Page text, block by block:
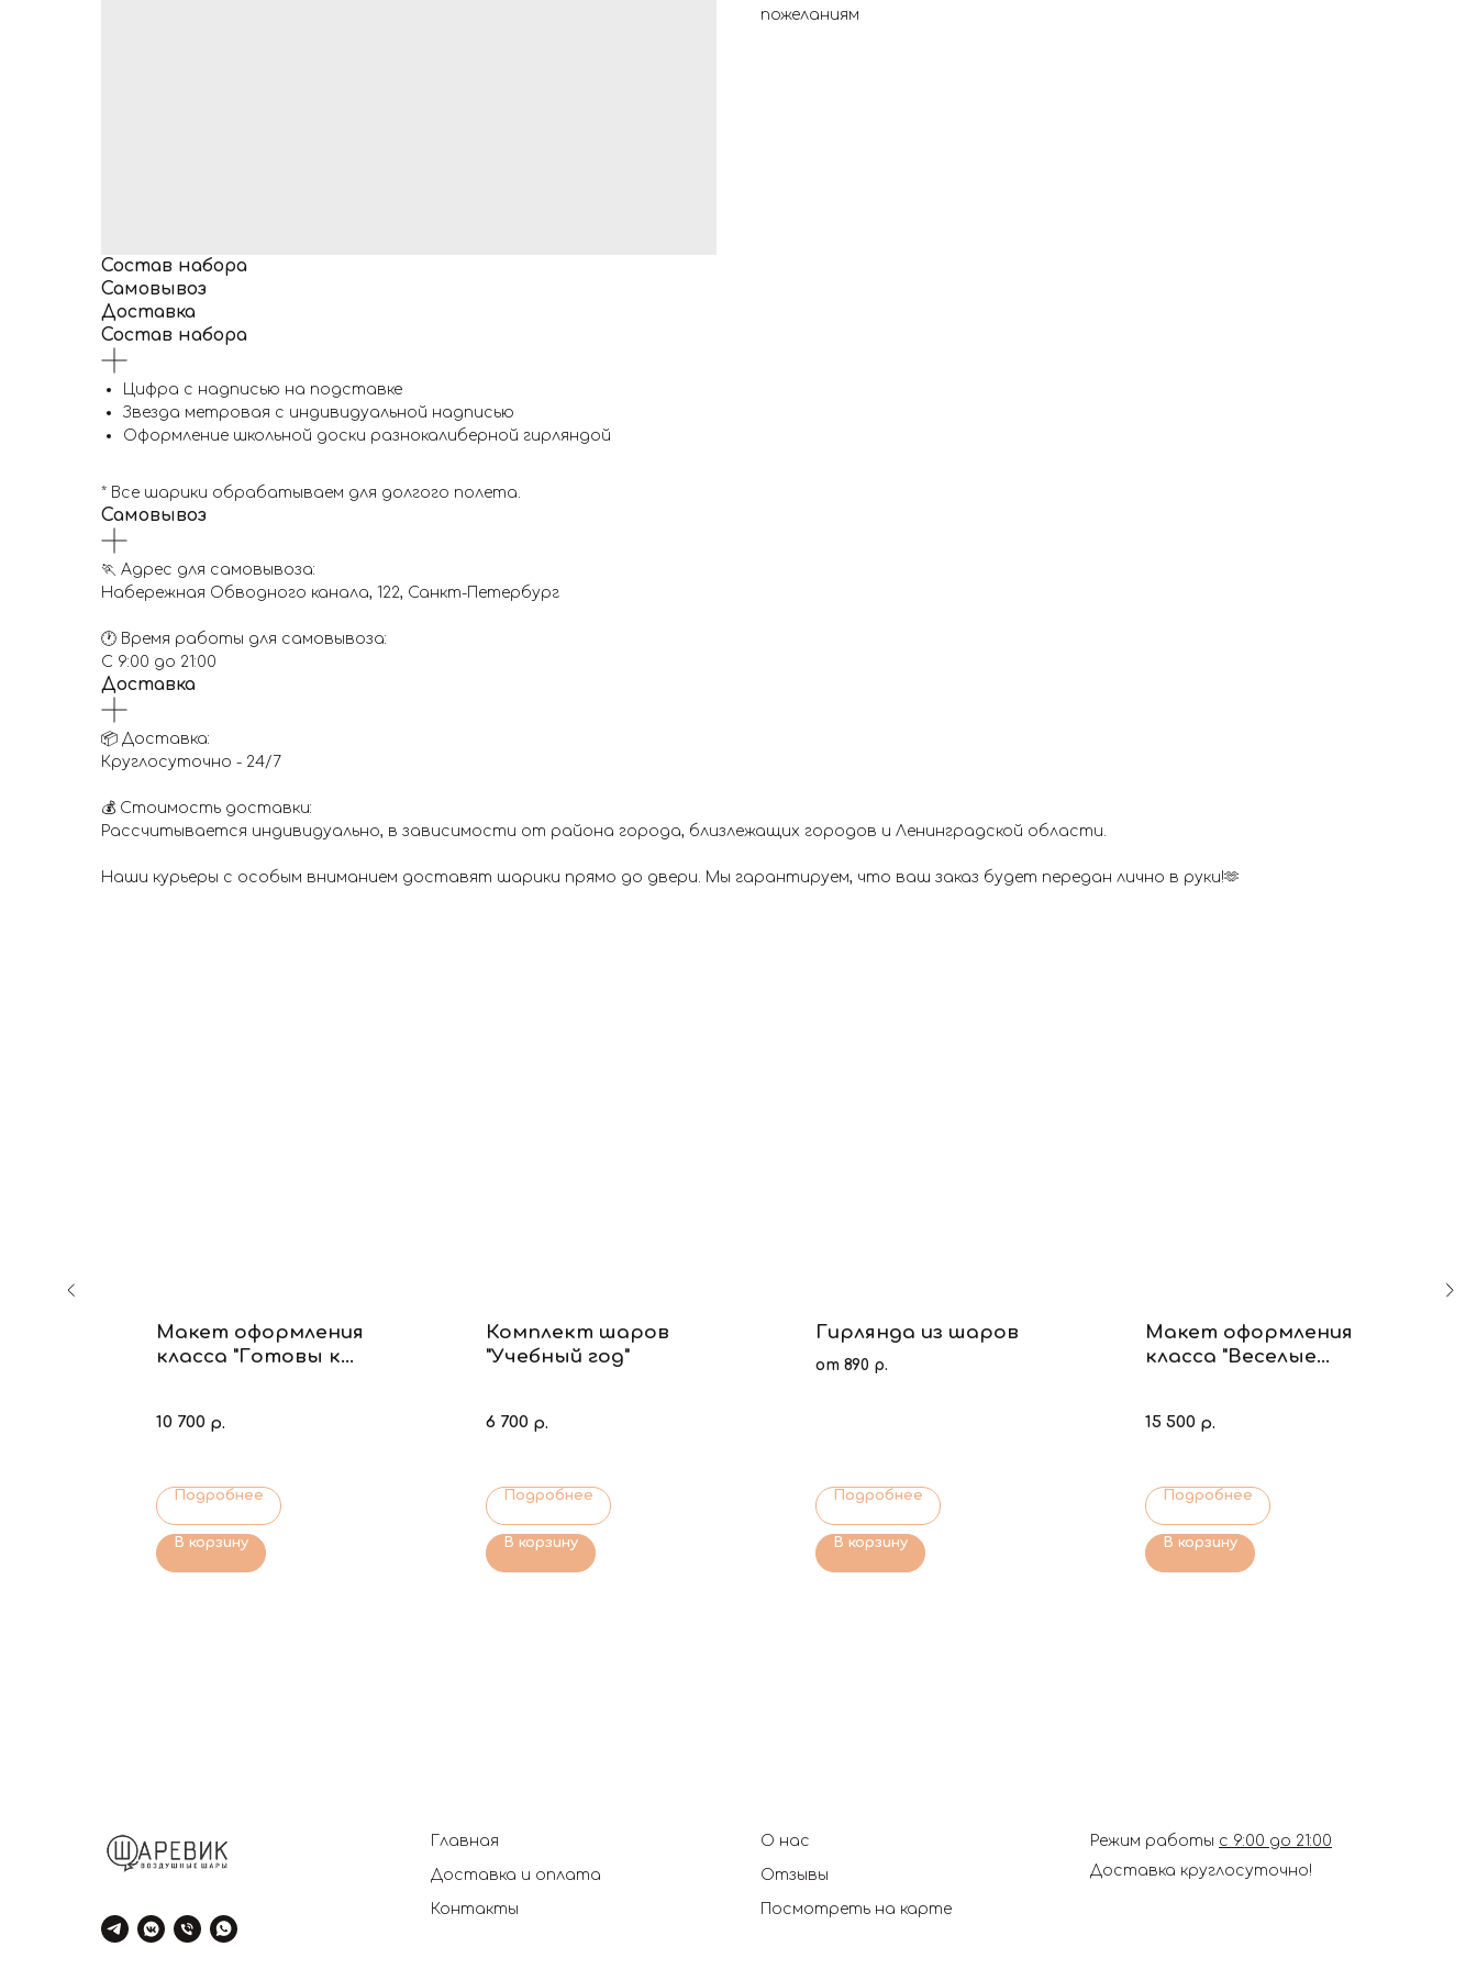
пожеланиям
Состав набора
Самовывоз
Доставка
Состав набора
Цифра с надписью на подставке
Звезда метровая с индивидуальной надписью
Оформление школьной доски разнокалиберной гирляндой
* Все шарики обрабатываем для долгого полета.
Самовывоз
🏃 Адрес для самовывоза:
Набережная Обводного канала, 122, Санкт-Петербург
🕐 Время работы для самовывоза:
С 9:00 до 21:00
Доставка
📦 Доставка:
Круглосуточно - 24/7
💰 Стоимость доставки:
Рассчитывается индивидуально, в зависимости от района города, близлежащих городов и Ленинградской области.
Наши курьеры с особым вниманием доставят шарики прямо до двери. Мы гарантируем, что ваш заказ будет передан лично в руки!🫶
Макет оформления
класса "Готовы к
10 700 р.
Подробнее
В корзину
Комплект шаров
"Учебный год"
6 700 р.
Подробнее
В корзину
Гирлянда из шаров
от 890 р.
Подробнее
В корзину
Макет оформления
класса "Веселые
15 500 р.
Подробнее
В корзину
Главная
Доставка и оплата
Контакты
О нас
Отзывы
Посмотреть на карте
Режим работы с 9:00 до 21:00
Доставка круглосуточно!